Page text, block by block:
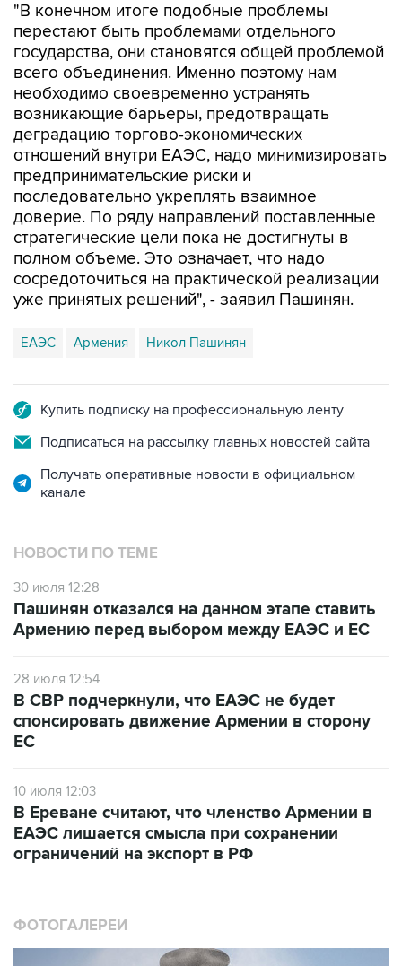
"В конечном итоге подобные проблемы
перестают быть проблемами отдельного
государства, они становятся общей проблемой
всего объединения. Именно поэтому нам
необходимо своевременно устранять
возникающие барьеры, предотвращать
деградацию торгово-экономических
отношений внутри ЕАЭС, надо минимизировать
предпринимательские риски и
последовательно укреплять взаимное
доверие. По ряду направлений поставленные
стратегические цели пока не достигнуты в
полном объеме. Это означает, что надо
сосредоточиться на практической реализации
уже принятых решений", - заявил Пашинян.
ЕАЭС Армения Никол Пашинян
Купить подписку на профессиональную ленту
Подписаться на рассылку главных новостей сайта
Получать оперативные новости в официальном
канале
НОВОСТИ ПО ТЕМЕ
30 июля 12:28
Пашинян отказался на данном этапе ставить
Армению перед выбором между ЕАЭС и ЕС
28 июля 12:54
В СВР подчеркнули, что ЕАЭС не будет
спонсировать движение Армении в сторону
ЕС
10 июля 12:03
В Ереване считают, что членство Армении в
ЕАЭС лишается смысла при сохранении
ограничений на экспорт в РФ
ФОТОГАЛЕРЕИ